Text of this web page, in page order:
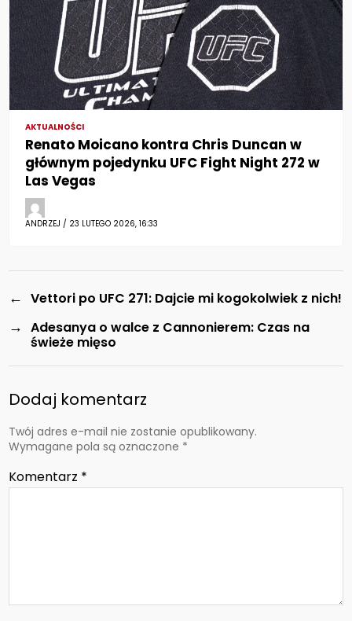
AKTUALNOŚCI
Renato Moicano kontra Chris Duncan w
głównym pojedynku UFC Fight Night 272 w
Las Vegas
ANDRZEJ / 23 LUTEGO 2026, 16:33
← Vettori po UFC 271: Dajcie mi kogokolwiek z nich!
→ Adesanya o walce z Cannonierem: Czas na
świeże mięso
Dodaj komentarz
Twój adres e-mail nie zostanie opublikowany.
Wymagane pola są oznaczone *
Komentarz *